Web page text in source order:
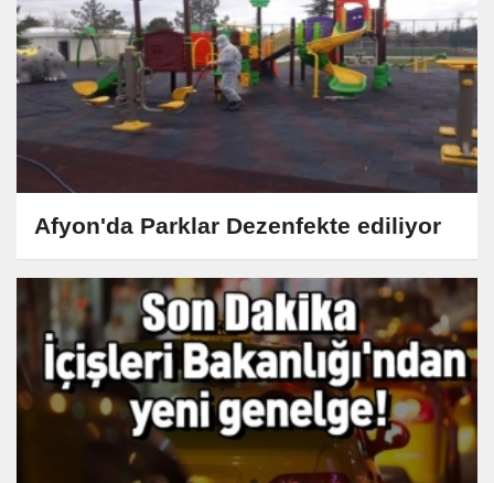
Afyon'da Parklar Dezenfekte ediliyor